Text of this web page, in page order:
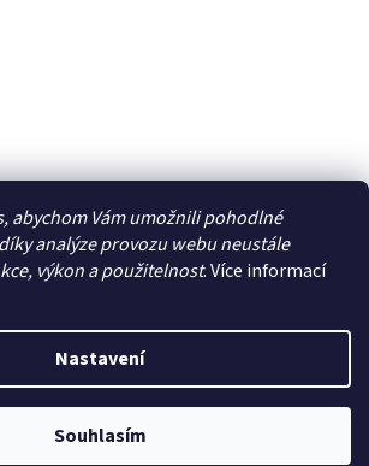
abychom Vám umožnili pohodlné
analýze provozu webu neustále
výkon a použitelnost. Více informací
Nastavení
Souhlasím
VITAL - Pro Vaše zdraví. Všechna práva
vyhrazena.